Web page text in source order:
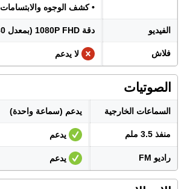
• كشف الوجوه والابتسامات
الفيديو دقة 1080P FHD (بمعدل 30 إطار)
فلاش لا يدعم
الصوتيات
السماعات الخارجية يدعم (سماعة واحدة)
منفذ 3.5 ملم يدعم
راديو FM يدعم